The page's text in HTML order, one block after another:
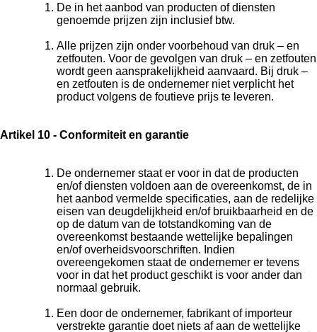
De in het aanbod van producten of diensten
genoemde prijzen zijn inclusief btw.
Alle prijzen zijn onder voorbehoud van druk – en
zetfouten. Voor de gevolgen van druk – en zetfouten
wordt geen aansprakelijkheid aanvaard. Bij druk –
en zetfouten is de ondernemer niet verplicht het
product volgens de foutieve prijs te leveren.
Artikel 10 - Conformiteit en garantie
De ondernemer staat er voor in dat de producten
en/of diensten voldoen aan de overeenkomst, de in
het aanbod vermelde specificaties, aan de redelijke
eisen van deugdelijkheid en/of bruikbaarheid en de
op de datum van de totstandkoming van de
overeenkomst bestaande wettelijke bepalingen
en/of overheidsvoorschriften. Indien
overeengekomen staat de ondernemer er tevens
voor in dat het product geschikt is voor ander dan
normaal gebruik.
Een door de ondernemer, fabrikant of importeur
verstrekte garantie doet niets af aan de wettelijke